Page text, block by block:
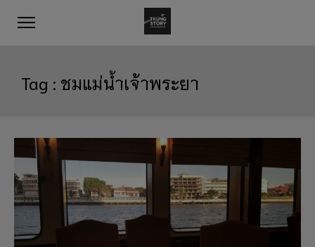
Tag : ชมแม่น้ำเจ้าพระยา